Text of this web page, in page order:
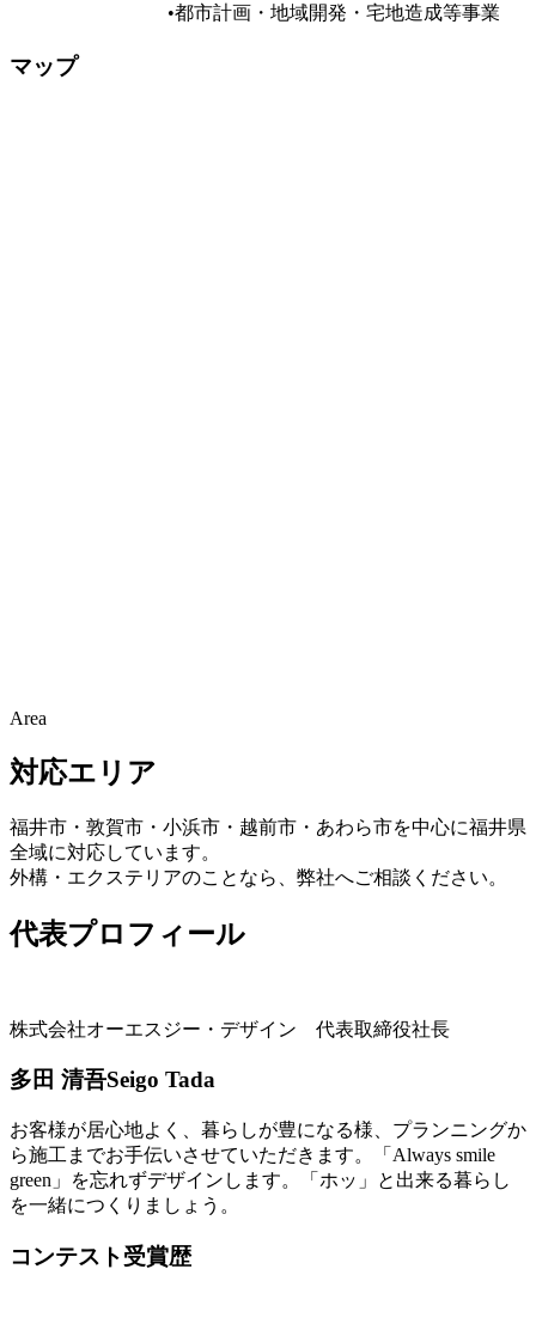
•都市計画・地域開発・宅地造成等事業
マップ
Area
対応エリア
福井市・敦賀市・小浜市・越前市・あわら市を中心に福井県
全域に対応しています。
外構・エクステリアのことなら、弊社へご相談ください。
代表プロフィール
株式会社オーエスジー・デザイン 代表取締役社長
多田 清吾Seigo Tada
お客様が居心地よく、暮らしが豊になる様、プランニングか
ら施工までお手伝いさせていただきます。「Always smile
green」を忘れずデザインします。「ホッ」と出来る暮らし
を一緒につくりましょう。
コンテスト受賞歴